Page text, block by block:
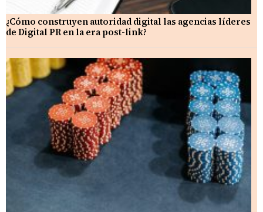
¿Cómo construyen autoridad digital las agencias líderes
de Digital PR en la era post-link?